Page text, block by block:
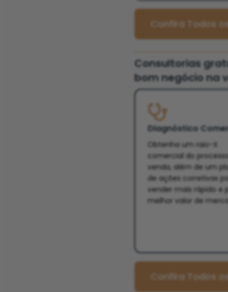
Confira Todos
Consultorias
bom negócio na
Diagnóstico
Obtenha um raio-X
comercial do
venda, além de um
de ações corretivas
vender mais rápido e
melhor valor de
Confira Todos